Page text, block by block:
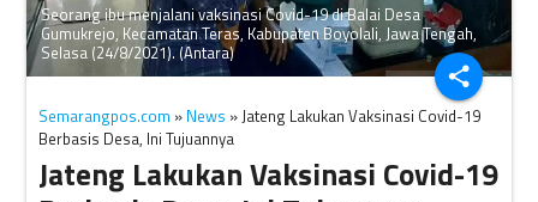
share
Seorang ibu menjalani vaksinasi Covid-19 di Balai Desa
Gumukrejo, Kecamatan Teras, Kabupaten Boyolali, Jawa Tengah,
Selasa (24/8/2021). (Antara)
Semarangpos.com » News » Jateng Lakukan Vaksinasi Covid-19
Berbasis Desa, Ini Tujuannya
Jateng Lakukan Vaksinasi Covid-19